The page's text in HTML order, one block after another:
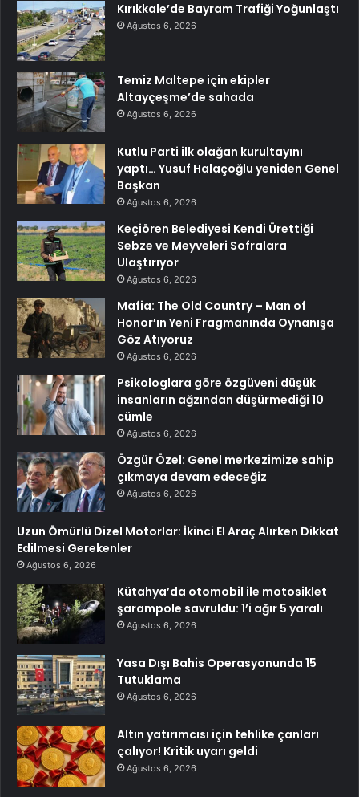
Kırıkkale’de Bayram Trafiği Yoğunlaştı
Ağustos 6, 2026
Temiz Maltepe için ekipler
Altayçeşme’de sahada
Ağustos 6, 2026
Kutlu Parti ilk olağan kurultayını
yaptı… Yusuf Halaçoğlu yeniden Genel
Başkan
Ağustos 6, 2026
Keçiören Belediyesi Kendi Ürettiği
Sebze ve Meyveleri Sofralara
Ulaştırıyor
Ağustos 6, 2026
Mafia: The Old Country – Man of
Honor’ın Yeni Fragmanında Oynanışa
Göz Atıyoruz
Ağustos 6, 2026
Psikologlara göre özgüveni düşük
insanların ağzından düşürmediği 10
cümle
Ağustos 6, 2026
Özgür Özel: Genel merkezimize sahip
çıkmaya devam edeceğiz
Ağustos 6, 2026
Uzun Ömürlü Dizel Motorlar: İkinci El Araç Alırken Dikkat
Edilmesi Gerekenler
Ağustos 6, 2026
Kütahya’da otomobil ile motosiklet
şarampole savruldu: 1’i ağır 5 yaralı
Ağustos 6, 2026
Yasa Dışı Bahis Operasyonunda 15
Tutuklama
Ağustos 6, 2026
Altın yatırımcısı için tehlike çanları
çalıyor! Kritik uyarı geldi
Ağustos 6, 2026